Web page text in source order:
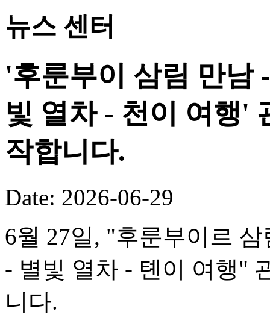
뉴스 센터
'후룬부이 삼림 만남
빛 열차 - 천이 여행'
작합니다.
Date: 2026-06-29
6월 27일, "후룬부이르
- 별빛 열차 - 톈이 여행"
니다.